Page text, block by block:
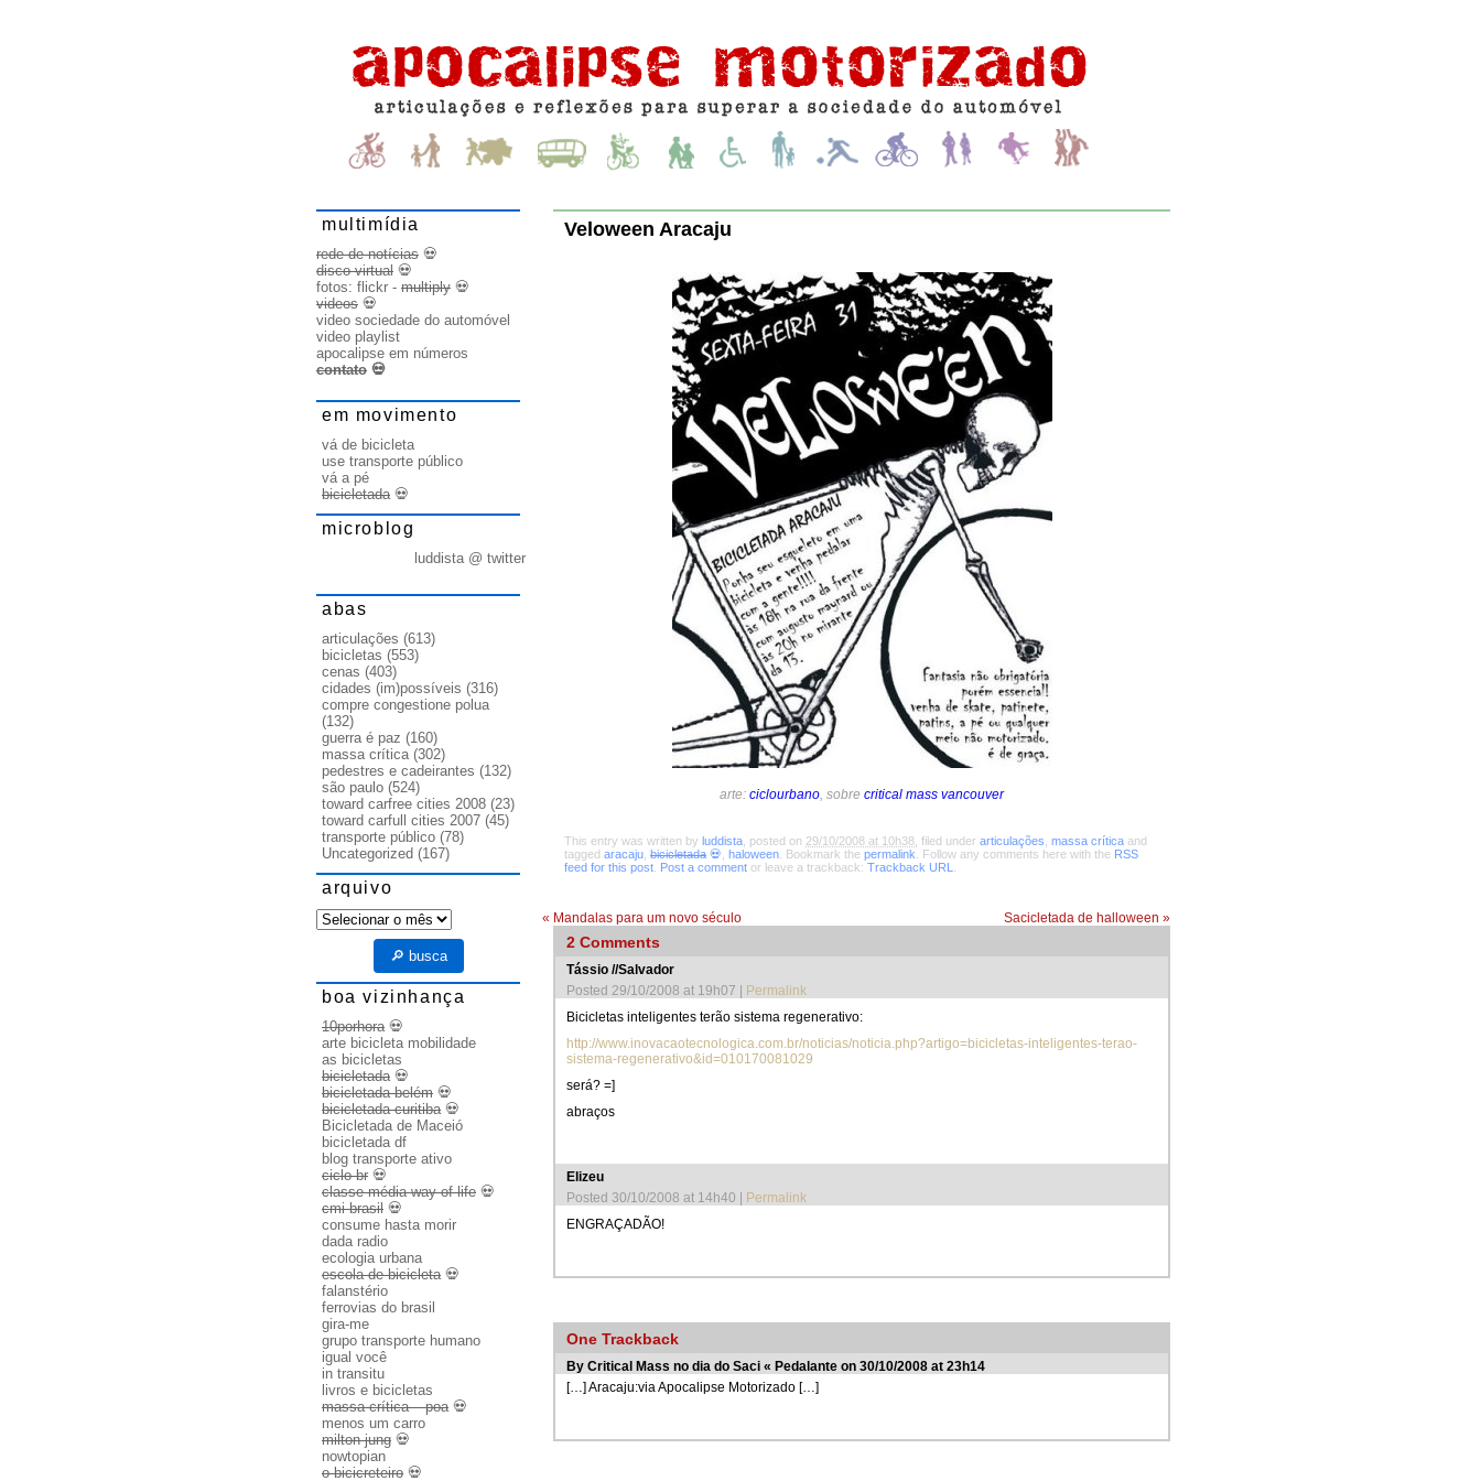
Veloween Aracaju
arte: ciclourbano , sobre critical mass vancouver
This entry was written by luddista , posted on 29/10/2008 at 10h38 , filed under articulações massa crítica and
tagged aracaju bicicletada 💀 haloween . Bookmark the permalink . Follow any comments here with the RSS
feed for this post Post a comment or leave a trackback: Trackback URL
« Mandalas para um novo século Sacicletada de halloween »
2 Comments
Tássio //Salvador
Posted 29/10/2008 at 19h07
Permalink
Bicicletas inteligentes terão sistema regenerativo:
http://www.inovacaotecnologica.com.br/noticias/noticia.php?artigo=bicicletas-inteligentes-terao-
sistema-regenerativo&id=010170081029
será? =]
abraços
Elizeu
Posted 30/10/2008 at 14h40
Permalink
ENGRAÇADÃO!
One Trackback
By Critical Mass no dia do Saci « Pedalante on 30/10/2008 at 23h14
[…] Aracaju:via Apocalipse Motorizado […]
multimídia
rede de notícias 💀
disco virtual 💀
fotos: flickr - multiply 💀
videos 💀
video sociedade do automóvel
video playlist
apocalipse em números
contato 💀
em movimento
vá de bicicleta
use transporte público
vá a pé
bicicletada💀
microblog
luddista @ twitter
abas
articulações (613)
bicicletas (553)
cenas (403)
cidades (im)possíveis (316)
compre congestione polua
(132)
guerra é paz (160)
massa crítica(302)
pedestres e cadeirantes (132)
são paulo (524)
toward carfree cities 2008 (23)
toward carfull cities 2007 (45)
transporte público (78)
Uncategorized (167)
arquivo
arquivo
🔎 busca
boa vizinhança
10porhora💀
arte bicicleta mobilidade
as bicicletas
bicicletada💀
bicicletada belém 💀
bicicletada curitiba💀
Bicicletada de Maceió
bicicletada df
blog transporte ativo
ciclo br 💀
classe média way of life 💀
cmi brasil 💀
consume hasta morir
dada radio
ecologia urbana
escola de bicicleta💀
falanstério
ferrovias do brasil
gira-me
grupo transporte humano
igual você
in transitu
livros e bicicletas
massa crítica – poa💀
menos um carro
milton jung 💀
nowtopian
o bicicreteiro 💀